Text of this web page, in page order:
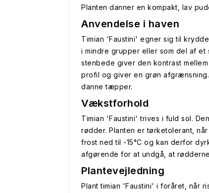
Planten danner en kompakt, lav
Anvendelse i haven
Timian 'Faustini' egner sig til
i mindre grupper eller som del af
stenbede giver den kontrast
profil og giver en grøn
danne tæpper.
Vækstforhold
Timian 'Faustini' trives i fuld sol.
rødder. Planten er tørketolerant,
frost ned til -15°C og kan derfor
afgørende for at undgå, at
Plantevejledning
Plant timian 'Faustini' i foråret, når